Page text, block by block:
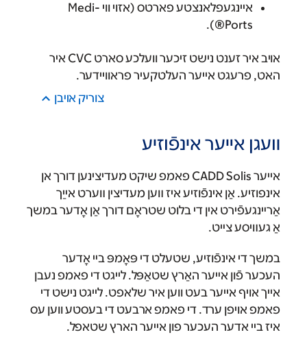
איינגעפלאנצטע פארטס (אזוי ווי Medi-
Ports®).
אויב איר זענט נישט זיכער וועלכע סארט CVC איר
האט, פרעגט אייער העלטקעיר פראוויידער.
צוריק אױבן
װעגן אײער אינפֿוזיע
אייער CADD Solis פאמפ שיקט מעדיצינען דורך אן
אינפוזיע. אַן אינפֿוזיע איז װען מעדיצין װערט אײַך
אַרײנגעפֿירט אין די בלוט שטראָם דורך אַן אָדער במשך
אַ געװיסע צײט.
במשך די אינפֿוזיע, שטעלט די פּאָמפּ בײ אָדער
העכער פֿון אײער האַרץ שטאַפּל. לייגט די פאמפ נעבן
אייך אויף אייער בעט ווען איר שלאפט. לייגט נישט די
פאמפ אויפן ערד. די פאמפ ארבעט די בעסטע ווען עס
איז ביי אדער העכער פון אייער הארץ שטאפל.